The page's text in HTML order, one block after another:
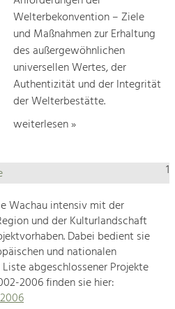
Welterbekonvention – Ziele
und Maßnahmen zur Erhaltung
des außergewöhnlichen
universellen Wertes, der
Authentizität und der Integrität
der Welterbestätte.
weiterlesen »
1
Wachau intensiv mit der
und der Kulturlandschaft
Dabei bedient sie
und nationalen
abgeschlossener Projekte
2006 finden sie hier: